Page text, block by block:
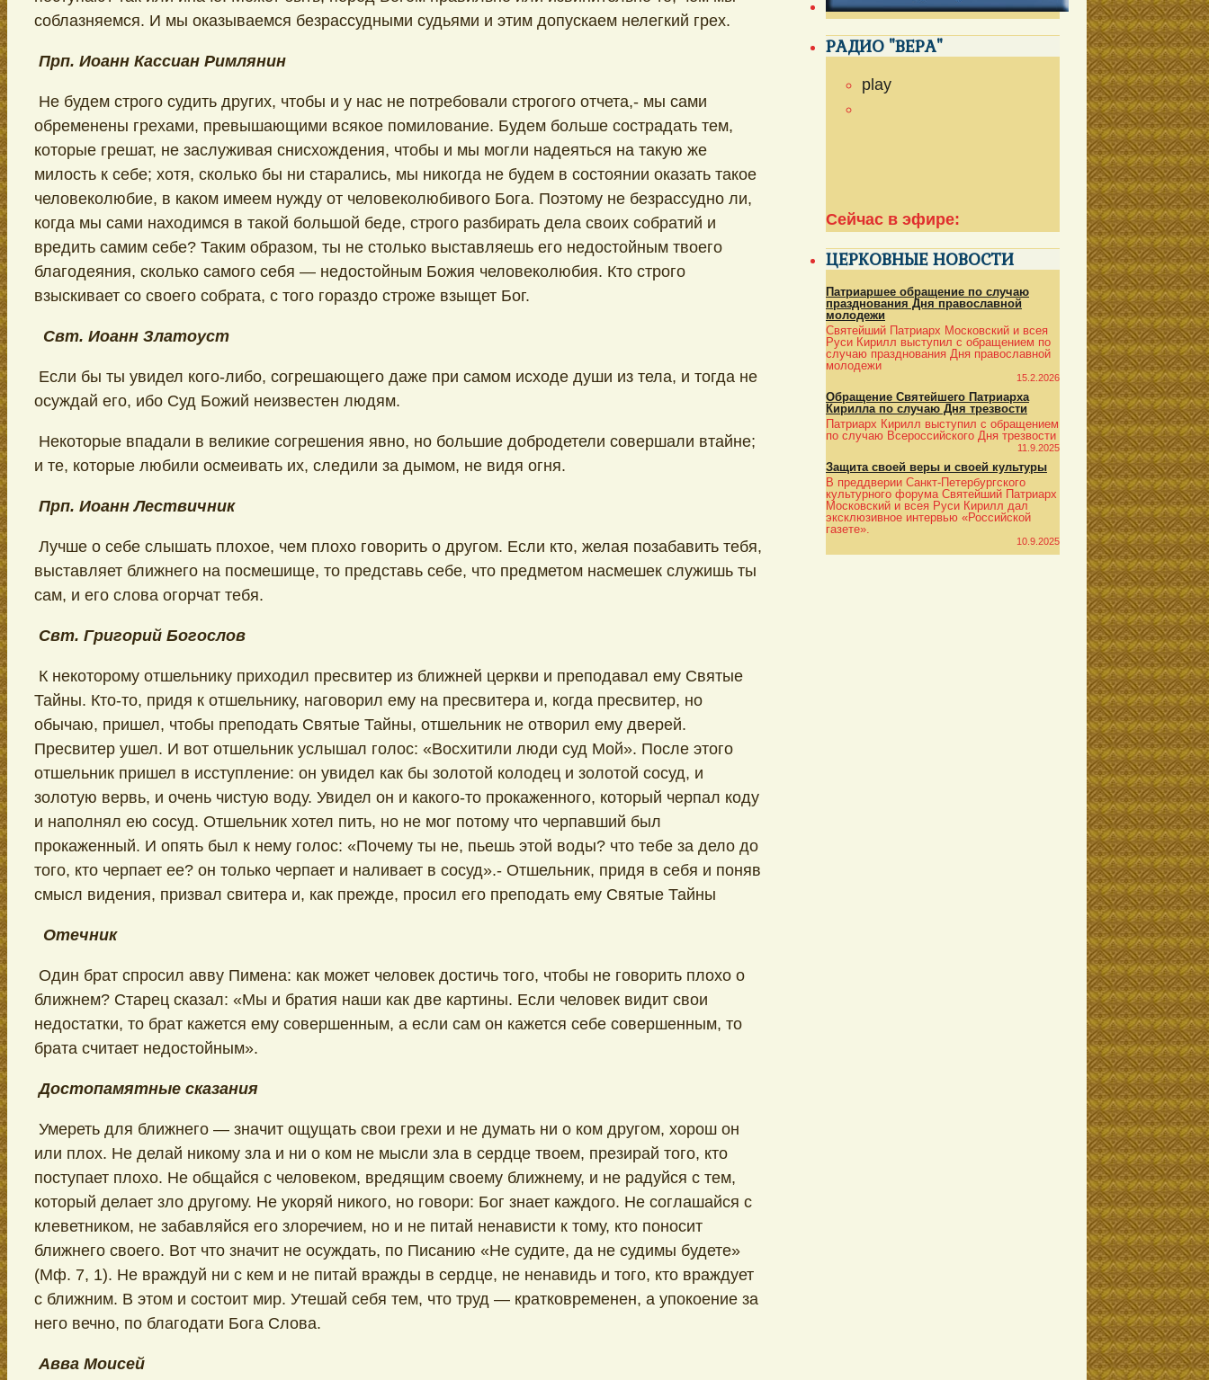
соблазняемся. И мы оказываемся безрассудными судьями и этим допускаем нелегкий грех.
Прп. Иоанн Кассиан Римлянин
Не будем строго судить других, чтобы и у нас не потребовали строгого отчета,- мы сами
обременены грехами, превышающими всякое помилование. Будем больше сострадать тем,
которые грешат, не заслуживая снисхождения, чтобы и мы могли надеяться на такую же
милость к себе; хотя, сколько бы ни старались, мы никогда не будем в состоянии оказать такое
человеколюбие, в каком имеем нужду от человеколюбивого Бога. Поэтому не безрассудно ли,
когда мы сами находимся в такой большой беде, строго разбирать дела своих собратий и
вредить самим себе? Таким образом, ты не столько выставляешь его недостойным твоего
благодеяния, сколько самого себя — недостойным Божия человеколюбия. Кто строго
взыскивает со своего собрата, с того гораздо строже взыщет Бог.
Свт. Иоанн Златоуст
Если бы ты увидел кого-либо, согрешающего даже при самом исходе души из тела, и тогда не
осуждай его, ибо Суд Божий неизвестен людям.
Некоторые впадали в великие согрешения явно, но большие добродетели совершали втайне;
и те, которые любили осмеивать их, следили за дымом, не видя огня.
Прп. Иоанн Лествичник
Лучше о себе слышать плохое, чем плохо говорить о другом. Если кто, желая позабавить тебя,
выставляет ближнего на посмешище, то представь себе, что предметом насмешек служишь ты
сам, и его слова огорчат тебя.
Свт. Григорий Богослов
К некоторому отшельнику приходил пресвитер из ближней церкви и преподавал ему Святые
Тайны. Кто-то, придя к отшельнику, наговорил ему на пресвитера и, когда пресвитер, но
обычаю, пришел, чтобы преподать Святые Тайны, отшельник не отворил ему дверей.
Пресвитер ушел. И вот отшельник услышал голос: «Восхитили люди суд Мой». После этого
отшельник пришел в исступление: он увидел как бы золотой колодец и золотой сосуд, и
золотую вервь, и очень чистую воду. Увидел он и какого-то прокаженного, который черпал коду
и наполнял ею сосуд. Отшельник хотел пить, но не мог потому что черпавший был
прокаженный. И опять был к нему голос: «Почему ты не, пьешь этой воды? что тебе за дело до
того, кто черпает ее? он только черпает и наливает в сосуд».- Отшельник, придя в себя и поняв
смысл видения, призвал свитера и, как прежде, просил его преподать ему Святые Тайны
Отечник
Один брат спросил авву Пимена: как может человек достичь того, чтобы не говорить плохо о
ближнем? Старец сказал: «Мы и братия наши как две картины. Если человек видит свои
недостатки, то брат кажется ему совершенным, а если сам он кажется себе совершенным, то
брата считает недостойным».
Достопамятные сказания
Умереть для ближнего — значит ощущать свои грехи и не думать ни о ком другом, хорош он
или плох. Не делай никому зла и ни о ком не мысли зла в сердце твоем, презирай того, кто
поступает плохо. Не общайся с человеком, вредящим своему ближнему, и не радуйся с тем,
который делает зло другому. Не укоряй никого, но говори: Бог знает каждого. Не соглашайся с
клеветником, не забавляйся его злоречием, но и не питай ненависти к тому, кто поносит
ближнего своего. Вот что значит не осуждать, по Писанию «Не судите, да не судимы будете»
(Мф. 7, 1). Не враждуй ни с кем и не питай вражды в сердце, не ненавидь и того, кто враждует
с ближним. В этом и состоит мир. Утешай себя тем, что труд — кратковременен, а упокоение за
него вечно, по благодати Бога Слова.
Авва Моисей
РАДИО "ВЕРА"
play
Сейчас в эфире:
ЦЕРКОВНЫЕ НОВОСТИ
Патриаршее обращение по случаю
празднования Дня православной
молодежи
Святейший Патриарх Московский и всея
Руси Кирилл выступил с обращением по
случаю празднования Дня православной
молодежи
15.2.2026
Обращение Святейшего Патриарха
Кирилла по случаю Дня трезвости
Патриарх Кирилл выступил с обращением
по случаю Всероссийского Дня трезвости
11.9.2025
Защита своей веры и своей культуры
В преддверии Санкт-Петербургского
культурного форума Святейший Патриарх
Московский и всея Руси Кирилл дал
эксклюзивное интервью «Российской
газете».
10.9.2025